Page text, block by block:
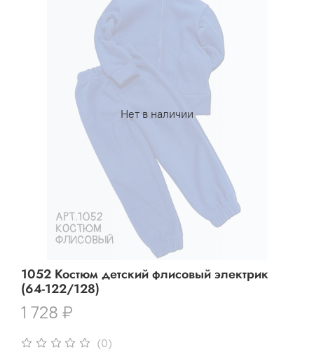
Нет в наличии
(0)
1052 Костюм детский флисовый электрик
(64-122/128)
1 728 ₽